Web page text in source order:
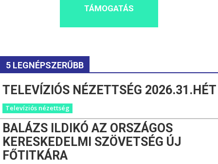
TÁMOGATÁS
5 LEGNÉPSZERŰBB
TELEVÍZIÓS NÉZETTSÉG 2026.31.HÉT
Televíziós nézettség
BALÁZS ILDIKÓ AZ ORSZÁGOS
KERESKEDELMI SZÖVETSÉG ÚJ
FŐTITKÁRA